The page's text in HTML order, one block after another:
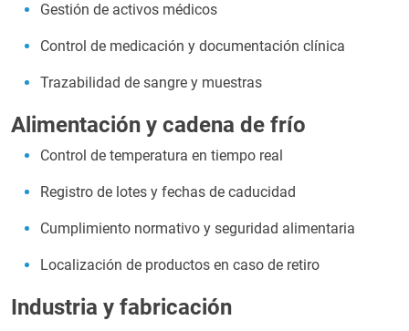
Gestión de activos médicos
Control de medicación y documentación clínica
Trazabilidad de sangre y muestras
Alimentación y cadena de frío
Control de temperatura en tiempo real
Registro de lotes y fechas de caducidad
Cumplimiento normativo y seguridad alimentaria
Localización de productos en caso de retiro
Industria y fabricación